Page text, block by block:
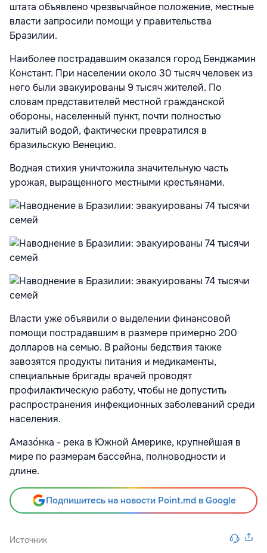
штата объявлено чрезвычайное положение, местные
власти запросили помощи у правительства
Бразилии.
Наиболее пострадавшим оказался город Бенджамин
Констант. При населении около 30 тысяч человек из
него были эвакуированы 9 тысяч жителей. По
словам представителей местной гражданской
обороны, населенный пункт, почти полностью
залитый водой, фактически превратился в
бразильскую Венецию.
Водная стихия уничтожила значительную часть
урожая, выращенного местными крестьянами.
Власти уже объявили о выделении финансовой
помощи пострадавшим в размере примерно 200
долларов на семью. В районы бедствия также
завозятся продукты питания и медикаменты,
специальные бригады врачей проводят
профилактическую работу, чтобы не допустить
распространения инфекционных заболеваний среди
населения.
Амазо́нка - река в Южной Америке, крупнейшая в
мире по размерам бассейна, полноводности и
длине.
Подпишитесь на новости Point.md в Google
Источник